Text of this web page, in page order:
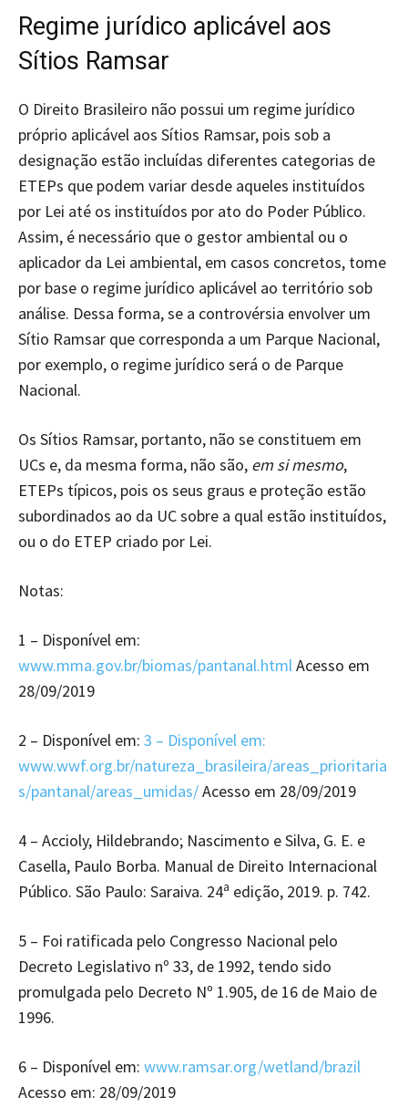
Regime jurídico aplicável aos
Sítios Ramsar
O Direito Brasileiro não possui um regime jurídico
próprio aplicável aos Sítios Ramsar, pois sob a
designação estão incluídas diferentes categorias de
ETEPs que podem variar desde aqueles instituídos
por Lei até os instituídos por ato do Poder Público.
Assim, é necessário que o gestor ambiental ou o
aplicador da Lei ambiental, em casos concretos, tome
por base o regime jurídico aplicável ao território sob
análise. Dessa forma, se a controvérsia envolver um
Sítio Ramsar que corresponda a um Parque Nacional,
por exemplo, o regime jurídico será o de Parque
Nacional.
Os Sítios Ramsar, portanto, não se constituem em
UCs e, da mesma forma, não são, em si mesmo,
ETEPs típicos, pois os seus graus e proteção estão
subordinados ao da UC sobre a qual estão instituídos,
ou o do ETEP criado por Lei.
Notas:
1 – Disponível em:
www.mma.gov.br/biomas/pantanal.htmlAcesso em
28/09/2019
2 – Disponível em: 3 – Disponível em:
www.wwf.org.br/natureza_brasileira/areas_prioritaria
s/pantanal/areas_umidas/Acesso em 28/09/2019
4 – Accioly, Hildebrando; Nascimento e Silva, G. E. e
Casella, Paulo Borba. Manual de Direito Internacional
Público. São Paulo: Saraiva. 24a edição, 2019. p. 742.
5 – Foi ratificada pelo Congresso Nacional pelo
Decreto Legislativo nº 33, de 1992, tendo sido
promulgada pelo Decreto Nº 1.905, de 16 de Maio de
1996.
6 – Disponível em: www.ramsar.org/wetland/brazil
Acesso em: 28/09/2019